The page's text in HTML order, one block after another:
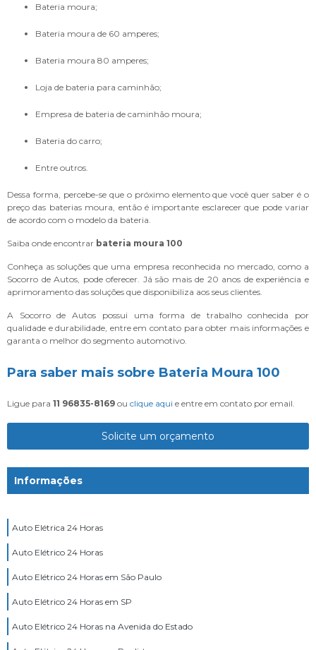
bateria moura;
bateria moura de 60 amperes;
bateria moura 80 amperes;
loja de bateria para caminhão;
empresa de bateria de caminhão moura;
bateria do carro;
entre outros.
Dessa forma, percebe-se que o próximo elemento que você quer saber é o
preço das baterias moura, então é importante esclarecer que pode variar
de acordo com o modelo da bateria.
Saiba onde encontrar bateria moura 100
Conheça as soluções que uma empresa reconhecida no mercado, como a
Socorro de Autos, pode oferecer. Já são mais de 20 anos de experiência e
aprimoramento das soluções que disponibiliza aos seus clientes.
A Socorro de Autos possui uma forma de trabalho conhecida por
qualidade e durabilidade, entre em contato para obter mais informações e
garanta o melhor do segmento automotivo.
Para saber mais sobre Bateria Moura 100
Ligue para 11 96835-8169 ou clique aqui e entre em contato por email.
Solicite um orçamento
Informações
Auto Elétrica 24 Horas
Auto Elétrico 24 Horas
Auto Elétrico 24 Horas em São Paulo
Auto Elétrico 24 Horas em SP
Auto Elétrico 24 Horas na Avenida do Estado